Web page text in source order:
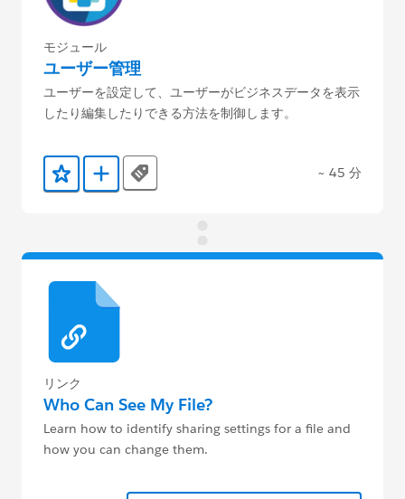
モジュール
ユーザー管理
ユーザーを設定して、ユーザーがビジネスデータを表示
したり編集したりできる方法を制御します。
お気に入りに保存する
Trailmix に追加
Tags ~ 45 分
リンク
Who Can See My File?
Learn how to identify sharing settings for a file and
how you can change them.